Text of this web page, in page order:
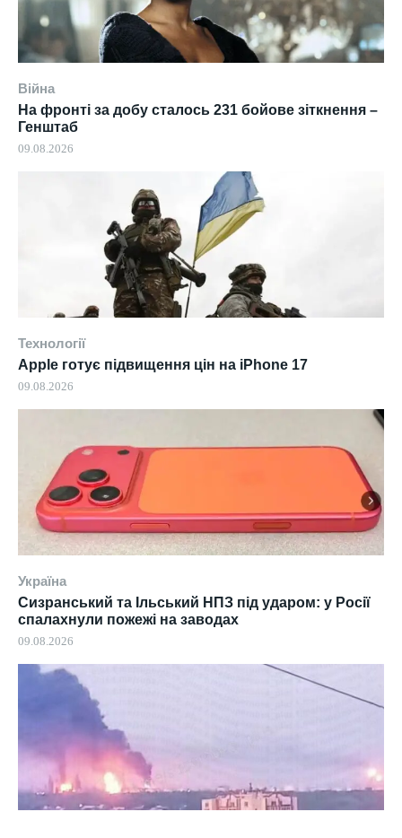
Війна
На фронті за добу сталось 231 бойове зіткнення –
Генштаб
09.08.2026
Технології
Apple готує підвищення цін на iPhone 17
09.08.2026
Україна
Сизранський та Ільський НПЗ під ударом: у Росії
спалахнули пожежі на заводах
09.08.2026